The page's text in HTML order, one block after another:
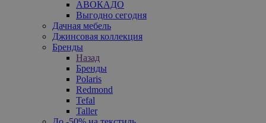
АВОКАДО
Выгодно сегодня
Дачная мебель
Джинсовая коллекция
Бренды
Назад
Бренды
Polaris
Redmond
Tefal
Taller